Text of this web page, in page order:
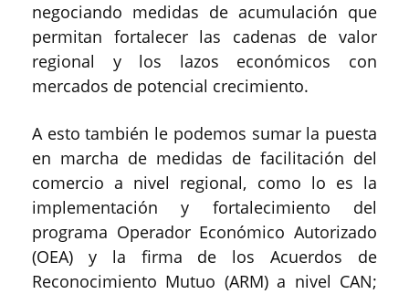
negociando medidas de acumulación que
permitan fortalecer las cadenas de valor
regional y los lazos económicos con
mercados de potencial crecimiento.
A esto también le podemos sumar la puesta
en marcha de medidas de facilitación del
comercio a nivel regional, como lo es la
implementación y fortalecimiento del
programa Operador Económico Autorizado
(OEA) y la firma de los Acuerdos de
Reconocimiento Mutuo (ARM) a nivel CAN;